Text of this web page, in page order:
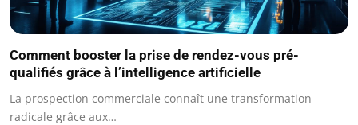
Comment booster la prise de rendez-vous pré-
qualifiés grâce à l’intelligence artificielle
La prospection commerciale connaît une transformation
radicale grâce aux…